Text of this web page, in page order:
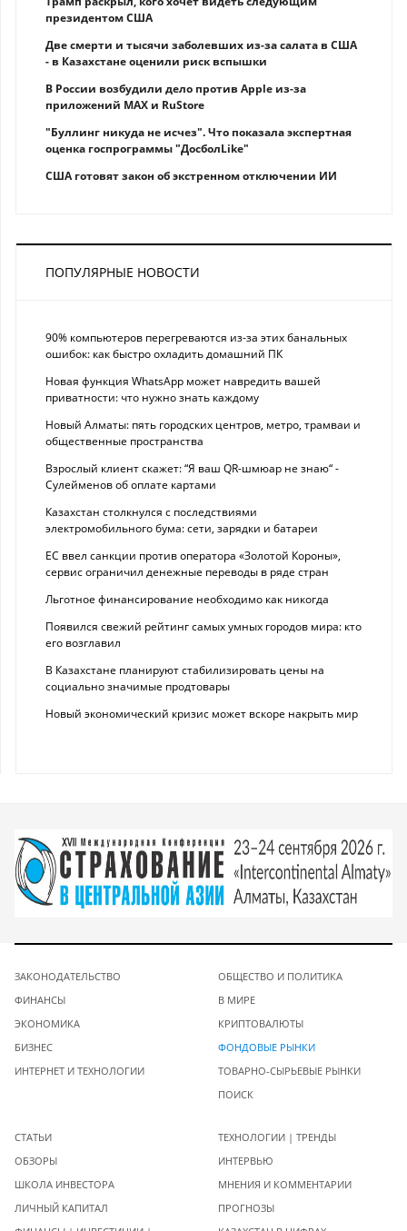
президентом США
Две смерти и тысячи заболевших из-за салата в США
- в Казахстане оценили риск вспышки
В России возбудили дело против Apple из-за
приложений MAX и RuStore
"Буллинг никуда не исчез". Что показала экспертная
оценка госпрограммы "ДосболLike"
США готовят закон об экстренном отключении ИИ
ПОПУЛЯРНЫЕ НОВОСТИ
90% компьютеров перегреваются из-за этих банальных
ошибок: как быстро охладить домашний ПК
Новая функция WhatsApp может навредить вашей
приватности: что нужно знать каждому
Новый Алматы: пять городских центров, метро, трамваи и
общественные пространства
Взрослый клиент скажет: “Я ваш QR-шмюар не знаю“ -
Сулейменов об оплате картами
Казахстан столкнулся с последствиями
электромобильного бума: сети, зарядки и батареи
ЕС ввел санкции против оператора «Золотой Короны»,
сервис ограничил денежные переводы в ряде стран
Льготное финансирование необходимо как никогда
Появился свежий рейтинг самых умных городов мира: кто
его возглавил
В Казахстане планируют стабилизировать цены на
социально значимые продтовары
Новый экономический кризис может вскоре накрыть мир
ЗАКОНОДАТЕЛЬСТВО
ФИНАНСЫ
ЭКОНОМИКА
БИЗНЕС
ИНТЕРНЕТ И ТЕХНОЛОГИИ
ОБЩЕСТВО И ПОЛИТИКА
В МИРЕ
КРИПТОВАЛЮТЫ
ФОНДОВЫЕ РЫНКИ
ТОВАРНО-СЫРЬЕВЫЕ РЫНКИ
ПОИСК
СТАТЬИ
ОБЗОРЫ
ШКОЛА ИНВЕСТОРА
ЛИЧНЫЙ КАПИТАЛ
ТЕХНОЛОГИИ | ТРЕНДЫ
ИНТЕРВЬЮ
МНЕНИЯ И КОММЕНТАРИИ
ПРОГНОЗЫ